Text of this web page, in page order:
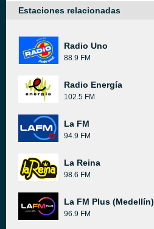
Estaciones relacionadas
Radio Uno
88.9 FM
Radio Energía
102.5 FM
La FM
94.9 FM
La Reina
98.6 FM
La FM Plus (Medellín)
96.9 FM